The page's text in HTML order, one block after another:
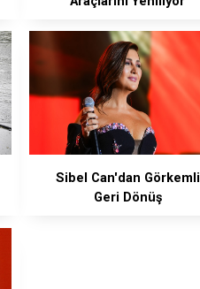
Sibel Can'dan Görkemli
Geri Dönüş